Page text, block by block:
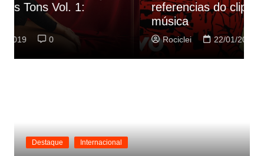
referencias do clipe de sua nova
música
Rociclei 0
Destaque Internacional